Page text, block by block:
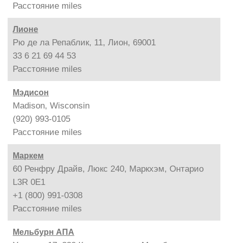
Расстояние miles
Лионе
Рю де ла Репаблик, 11, Лион, 69001
33 6 21 69 44 53
Расстояние miles
Мэдисон
Madison, Wisconsin
(920) 993-0105
Расстояние miles
Маркем
60 Ренфру Драйв, Люкс 240, Маркхэм, Онтарио
L3R 0E1
+1 (800) 991-0308
Расстояние miles
Мельбурн АПА